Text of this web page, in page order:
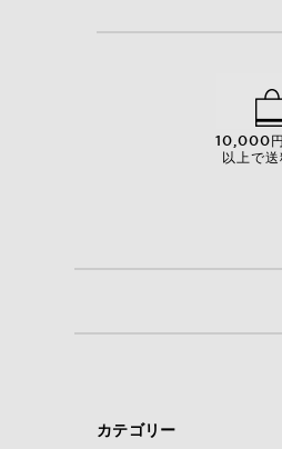
10,000
以上で
カテゴリー